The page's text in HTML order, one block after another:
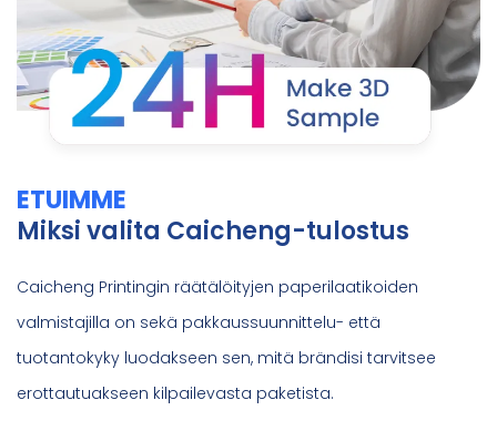
ETUIMME
Miksi valita Caicheng-tulostus
Caicheng Printingin räätälöityjen paperilaatikoiden
valmistajilla on sekä pakkaussuunnittelu- että
tuotantokyky luodakseen sen, mitä brändisi tarvitsee
erottautuakseen kilpailevasta paketista.